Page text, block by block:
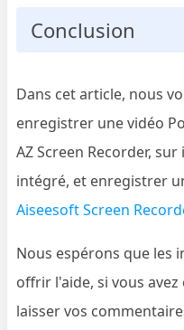
Conclusion
Dans cet article, nous
enregistrer une vidéo
AZ Screen Recorder,
intégré, et enregistrer
Aiseesoft Screen
Nous espérons que les
offrir l'aide, si vous
laisser vos